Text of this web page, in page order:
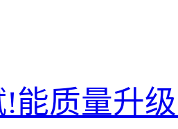
能质量升